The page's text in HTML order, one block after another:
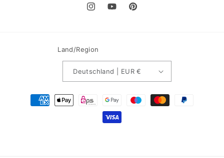
InstagramYouTubePinterest
Land/Region
Deutschland | EUR €
Zahlungsmethoden